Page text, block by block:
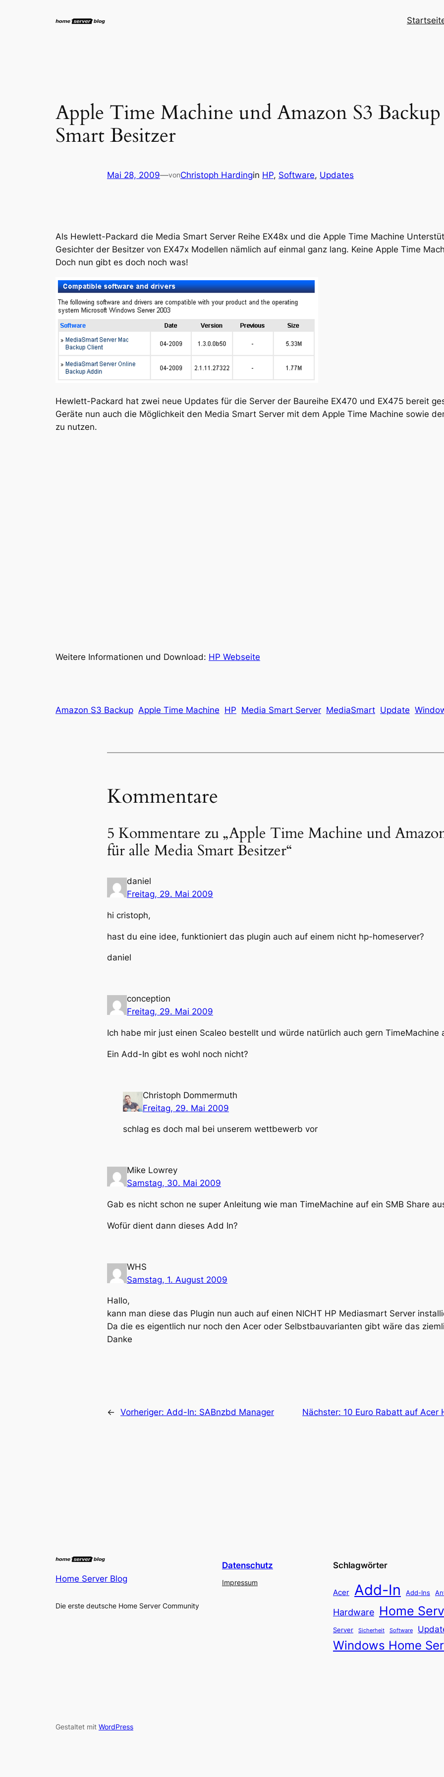
Apple Time Machine und Amazon S3
Smart Besitzer
Mai 28, 2009—vonChristoph Hardingin HP, Software, Updates
Als Hewlett-Packard die Media Smart Server Reihe EX48x und die Apple Time Machine
Gesichter der Besitzer von EX47x Modellen nämlich auf einmal ganz lang. Keine Apple Time
Doch nun gibt es doch noch was!
Hewlett-Packard hat zwei neue Updates für die Server der Baureihe EX470 und EX475 bereit
Geräte nun auch die Möglichkeit den Media Smart Server mit dem Apple Time Machine sowie
zu nutzen.
Weitere Informationen und Download: HP Webseite
Amazon S3 Backup Apple Time Machine HP Media Smart Server MediaSmart Update
Kommentare
5 Kommentare zu „Apple Time Machine und
für alle Media Smart Besitzer“
daniel
Freitag, 29. Mai 2009
hi cristoph,
hast du eine idee, funktioniert das plugin auch auf einem nicht hp-homeserver?
daniel
conception
Freitag, 29. Mai 2009
Ich habe mir just einen Scaleo bestellt und würde natürlich auch gern TimeMachine
Ein Add-In gibt es wohl noch nicht?
Christoph Dommermuth
Freitag, 29. Mai 2009
schlag es doch mal bei unserem wettbewerb vor
Mike Lowrey
Samstag, 30. Mai 2009
Gab es nicht schon ne super Anleitung wie man TimeMachine auf ein SMB Share
Wofür dient dann dieses Add In?
WHS
Samstag, 1. August 2009
Hallo,
kann man diese das Plugin nun auch auf einen NICHT HP Mediasmart Server
Da die es eigentlich nur noch den Acer oder Selbstbauvarianten gibt wäre das
Danke
← Vorheriger: Add-In: SABnzbd Manager Nächster: 10 Euro Rabatt auf Acer
Home Server Blog
Die erste deutsche Home Server Community
Datenschutz
Impressum
Schlagwörter
Acer Add-In Add-Ins
Hardware Home
Server Sicherheit Software
Windows Home
Gestaltet mit WordPress